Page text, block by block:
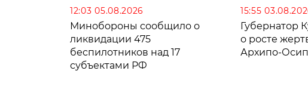
12:03 05.08.2026
Минобороны сообщило о
ликвидации 475
беспилотников над 17
субъектами РФ
15:55
Губернатор
о росте
Архипо-